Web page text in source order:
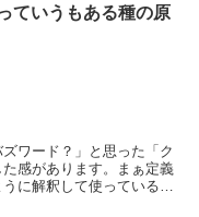
ていうもある種の原
ワード？」と思った「ク
感があります。まぁ定義
に解釈して使っていると